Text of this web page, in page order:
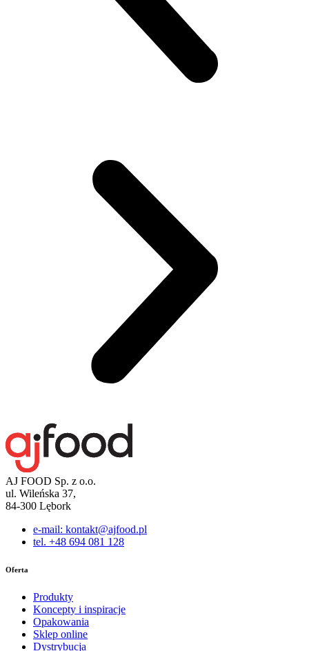
AJ FOOD Sp. z o.o.
ul. Wileńska 37,
84-300 Lębork
e-mail: kontakt@ajfood.pl
tel. +48 694 081 128
Oferta
Produkty
Koncepty i inspiracje
Opakowania
Sklep online
Dystrybucja